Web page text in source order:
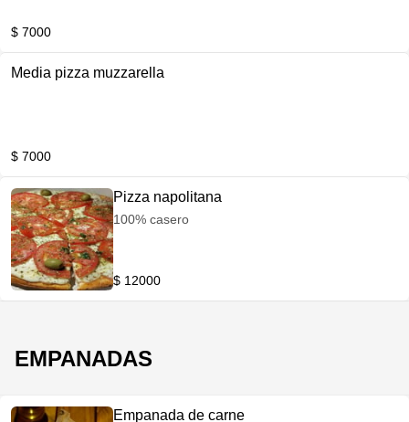
$ 7000
Media pizza muzzarella
$ 7000
Pizza napolitana
100% casero
$ 12000
EMPANADAS
Empanada de carne